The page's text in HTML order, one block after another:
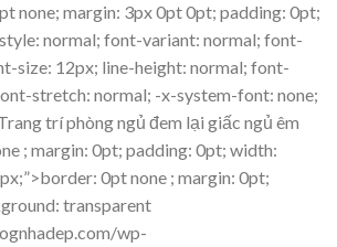
none; margin: 3px 0pt 0pt; padding: 0pt;
normal; font-variant: normal; font-
size: 12px; line-height: normal; font-
stretch: normal; -x-system-font: none;
trí phòng ngủ đem lại giấc ngủ êm
; margin: 0pt; padding: 0pt; width:
0pt none ; margin: 0pt;
transparent
wp-